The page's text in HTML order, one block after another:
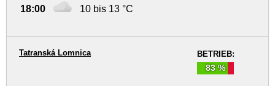
18:00 10 bis 13 °C
BETRIEB:
83 %
Tatranská Lomnica